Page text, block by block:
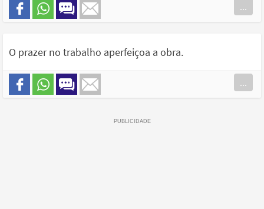
...
O prazer no trabalho aperfeiçoa a obra.
...